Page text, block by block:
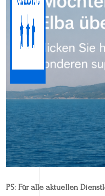
PS: Für alle aktuellen